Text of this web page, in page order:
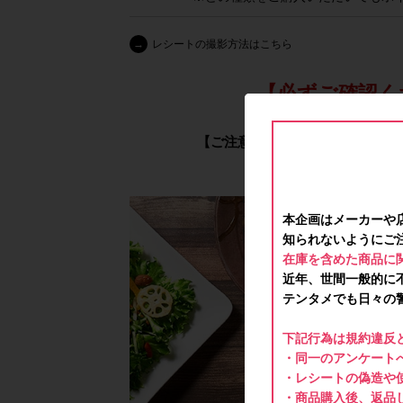
→ レシートの撮影方法はこちら
【必ずご確認
【ご注意】メーカーや店舗への
本企画はメーカーや
知られないようにご
在庫を含めた商品に
近年、世間一般的に
テンタメでも日々の
下記行為は規約違反
・同一のアンケー
・レシートの偽造や
・商品購入後、返